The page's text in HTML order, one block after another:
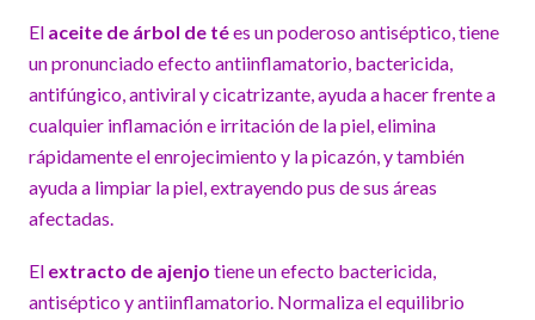
El aceite de árbol de tées un poderoso antiséptico, tiene
un pronunciado efecto antiinflamatorio, bactericida,
antifúngico, antiviral y cicatrizante, ayuda a hacer frente a
cualquier inflamación e irritación de la piel, elimina
rápidamente el enrojecimiento y la picazón, y también
ayuda a limpiar la piel, extrayendo pus de sus áreas
afectadas.
El extracto de ajenjo tiene un efecto bactericida,
antiséptico y antiinflamatorio. Normaliza el equilibrio